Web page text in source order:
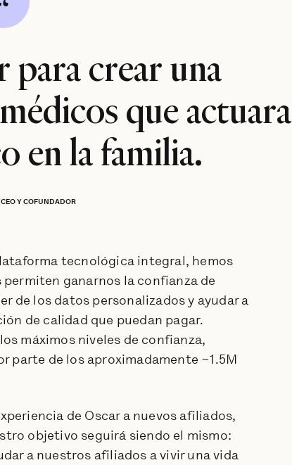
para crear una
que actuara
en la familia.
Y COFUNDADOR
tecnológica integral, hemos
ganarnos la confianza de
de los datos personalizados y ayudar a
de calidad que puedan pagar.
máximos niveles de confianza,
parte de los aproximadamente ~1.5M
de Oscar a nuevos afiliados,
objetivo seguirá siendo el mismo:
a nuestros afiliados a vivir una vida